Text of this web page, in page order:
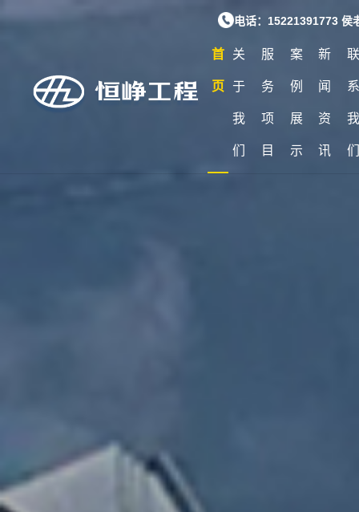
电话：15221391773 侯
首
页
关
于
我
们
服
务
项
目
案
例
展
示
新
闻
资
讯